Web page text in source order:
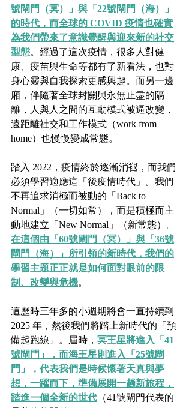
號閘門（冥）」與「22號閘門（海）」
的時代，而全球的 COVID 疫情也確實
為我們帶來了意識覺醒與迎來新的社交
型態。經過了這次疫情，很多人對健
康、疫苗與生命等都有了新看法，也對
身心靈與自我探索更感興趣。而另一邊
廂，伴隨著全球封關與永無止盡的隔
離，人與人之間的互動模式被逼改變，
遠距離社交和工作模式（work from
home）也慢慢變成常態。
踏入 2022，疫情終於逐漸消褪，而我們
必須學習適應這「後疫情時代」。我們
不再追求消極而被動的「Back to
Normal」（一切如常），而是積極而主
動地建立「New Normal」（新常態）。
在這個由「60號閘門（冥）」與「36號
閘門（海）」所引領的新時代，我們的
學習主題正正就是如何面對眼前的限
制、改變與危機。
這歷時三年多的小週期將會一直持續到
2025 年，然後我們將踏上新時代的「預
備起跑線」。屆時， 冥王星將進入「41
號閘門」，而海王星則進入「25號閘
門」，代表我們是時候懷著天真與夢
想，一躍而下，準備展開一趟新旅程，
踏進一個全新的世代 （41號閘門代表的